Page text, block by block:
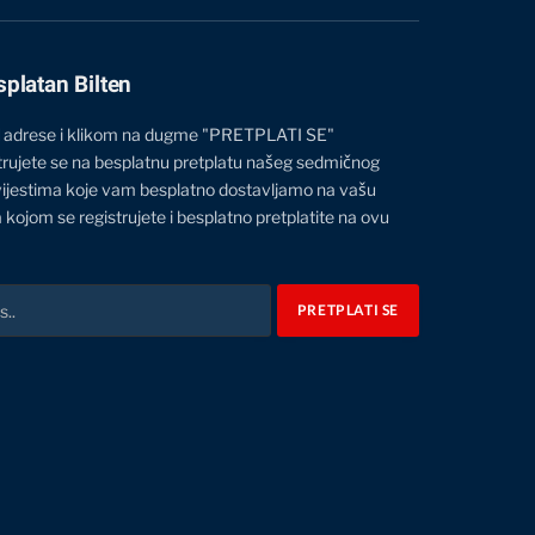
(Twitter)
Bilten
i klikom na dugme "PRETPLATI SE"
se na besplatnu pretplatu našeg sedmičnog
koje vam besplatno dostavljamo na vašu
se registrujete i besplatno pretplatite na ovu